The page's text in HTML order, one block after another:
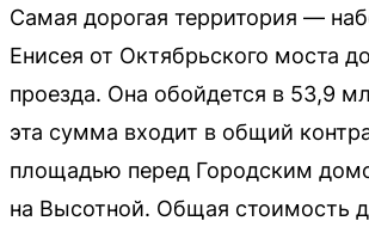
Самая дорогая территория —
Енисея от Октябрьского моста
проезда. Она обойдется в 53,9
эта сумма входит в общий
площадью перед Городским
на Высотной. Общая стоимость